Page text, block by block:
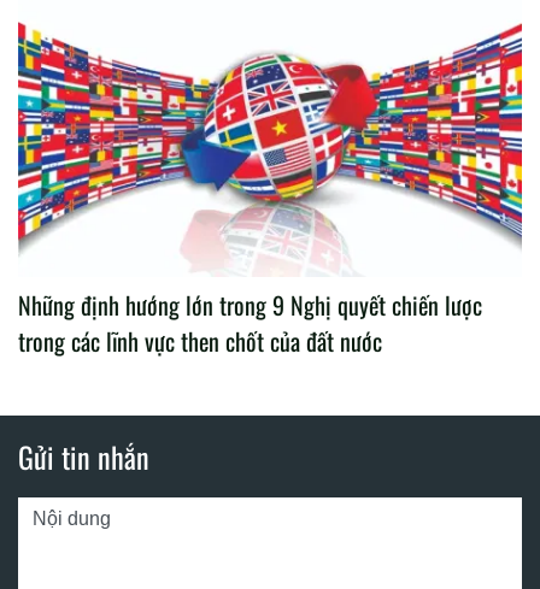
Những định hướng lớn trong 9 Nghị quyết chiến lược
trong các lĩnh vực then chốt của đất nước
Gửi tin nhắn